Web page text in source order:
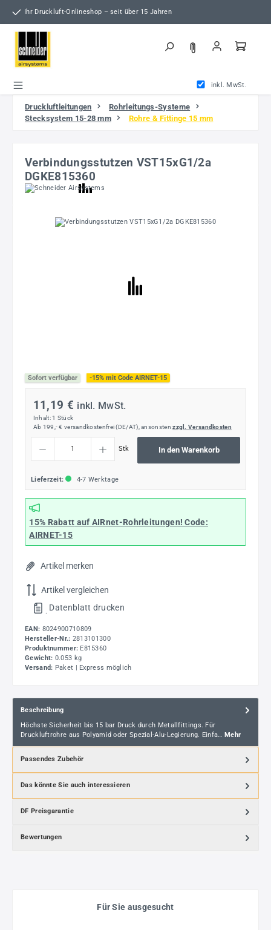
Zum Hauptinhalt springen
Ihr Druckluft-Onlineshop – seit über 15 Jahren
inkl. MwSt.
Druckluftleitungen
Rohrleitungs-Systeme
Stecksystem 15-28 mm
Rohre & Fittinge 15 mm
Verbindungsstutzen VST15xG1/2a
DGKE815360
Bildergalerie überspringen
Sofort verfügbar -15% mit Code AIRNET-15
11,19 € inkl. MwSt.
Inhalt: 1 Stück
Ab 199,- € versandkostenfrei (DE/AT), ansonstenzzgl. Versandkosten
Stk In den Warenkorb
Lieferzeit: 4-7 Werktage
15% Rabatt auf AIRnet-Rohrleitungen! Code:
AIRNET-15
Artikel merken
Artikel vergleichen
. Datenblatt drucken
EAN: 8024900710809
Hersteller-Nr.: 2813101300
Produktnummer: E815360
Gewicht: 0.053 kg
Versand: Paket | Express möglich
Beschreibung
Höchste Sicherheit bis 15 bar Druck durch Metallfittings. Für
Druckluftrohre aus Polyamid oder Spezial-Alu-Legierung. Einfa… Mehr
Passendes Zubehör
Das könnte Sie auch interessieren
DF Preisgarantie
Bewertungen
Für Sie ausgesucht